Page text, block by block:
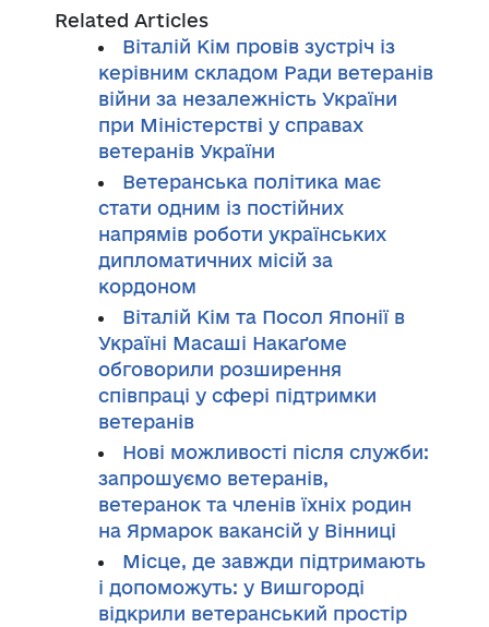
Related Articles
Віталій Кім провів зустріч із
керівним складом Ради ветеранів
війни за незалежність України
при Міністерстві у справах
ветеранів України
Ветеранська політика має
стати одним із постійних
напрямів роботи українських
дипломатичних місій за
кордоном
Віталій Кім та Посол Японії в
Україні Масаші Накаґоме
обговорили розширення
співпраці у сфері підтримки
ветеранів
Нові можливості після служби:
запрошуємо ветеранів,
ветеранок та членів їхніх родин
на Ярмарок вакансій у Вінниці
Місце, де завжди підтримають
і допоможуть: у Вишгороді
відкрили ветеранський простір